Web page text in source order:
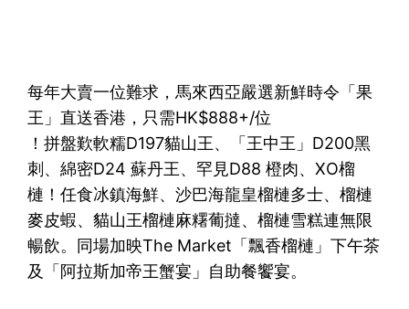
每年大賣一位難求，馬來西亞嚴選新鮮時令「果
王」直送香港，只需HK$888+/位
！拼盤歎軟糯D197貓山王、「王中王」D200黑
刺、綿密D24 蘇丹王、罕見D88 橙肉、XO榴
槤！任食冰鎮海鮮、沙巴海龍皇榴槤多士、榴槤
麥皮蝦、貓山王榴槤麻糬葡撻、榴槤雪糕連無限
暢飲。同場加映The Market「飄香榴槤」下午茶
及「阿拉斯加帝王蟹宴」自助餐饗宴。